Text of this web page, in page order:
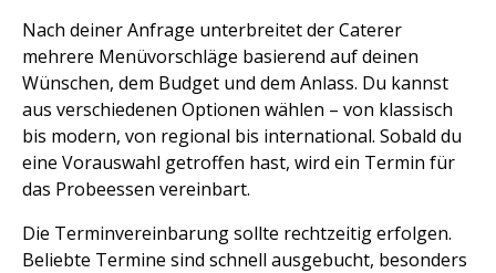
Nach deiner Anfrage unterbreitet der Caterer
mehrere Menüvorschläge basierend auf deinen
Wünschen, dem Budget und dem Anlass. Du kannst
aus verschiedenen Optionen wählen – von klassisch
bis modern, von regional bis international. Sobald du
eine Vorauswahl getroffen hast, wird ein Termin für
das Probeessen vereinbart.
Die Terminvereinbarung sollte rechtzeitig erfolgen.
Beliebte Termine sind schnell ausgebucht, besonders